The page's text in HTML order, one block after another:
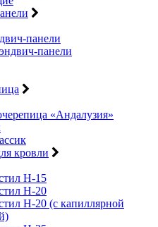
панели
панели
«Андалузия»
кровли
Н-15
Н-20
Н-20 (с капиллярной